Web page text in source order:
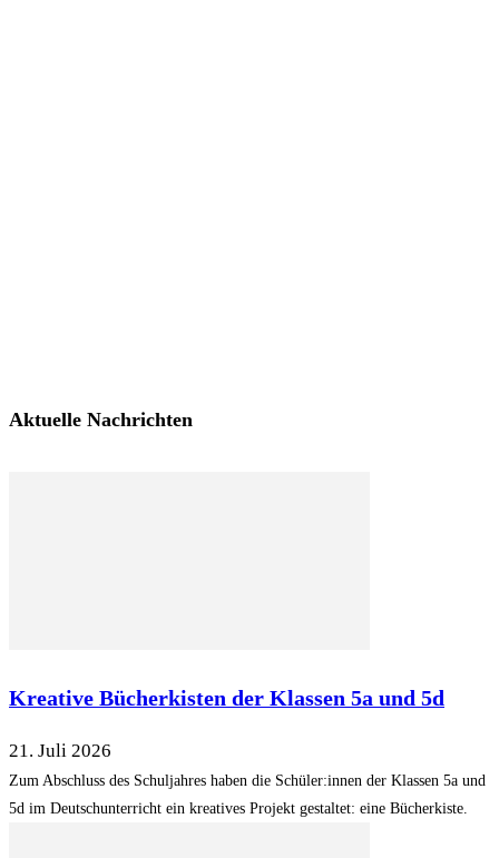
Aktuelle Nachrichten
Kreative Bücherkisten der Klassen 5a und 5d
21. Juli 2026
Zum Abschluss des Schuljahres haben die Schüler:innen der Klassen 5a und
5d im Deutschunterricht ein kreatives Projekt gestaltet: eine Bücherkiste.